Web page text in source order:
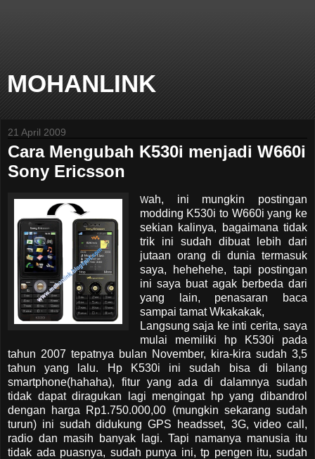
MOHANLINK
21 April 2009
Cara Mengubah K530i menjadi W660i
Sony Ericsson
Wah, ini mungkin postingan
modding K530i to W660i yang ke
sekian kalinya, bagaimana tidak
trik ini sudah dibuat lebih dari
jutaan orang di dunia termasuk
saya, hehehehe, tapi postingan
ini saya buat agak berbeda dari
yang lain, penasaran baca
sampai tamat Wkakakak,
Langsung saja ke inti cerita, saya
mulai memiliki hp K530i pada
tahun 2007 tepatnya bulan November, kira-kira sudah 3,5
tahun yang lalu. Hp K530i ini sudah bisa di bilang
smartphone(hahaha), fitur yang ada di dalamnya sudah
tidak dapat diragukan lagi mengingat hp yang dibandrol
dengan harga Rp1.750.000,00 (mungkin sekarang sudah
turun) ini sudah didukung GPS headsset, 3G, video call,
radio dan masih banyak lagi. Tapi namanya manusia itu
tidak ada puasnya, sudah punya ini, tp pengen itu, sudah